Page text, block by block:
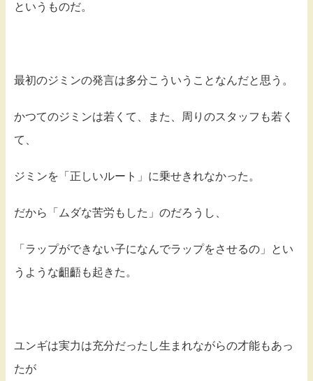
というものだ。
最初のジミンの発言は多分こういうことなんだと思う。
かつてのジミンは若くて、また、周りのスタッフも若く
て、
ジミンを「正しいルート」に乗せきれなかった。
だから「ムダな苦労もした」のだろうし、
「ラップができない子になんでラップをさせるの」とい
うような齟齬も起きた。
ユンギは実力は充分だったし生まれながらの才能もあっ
たが